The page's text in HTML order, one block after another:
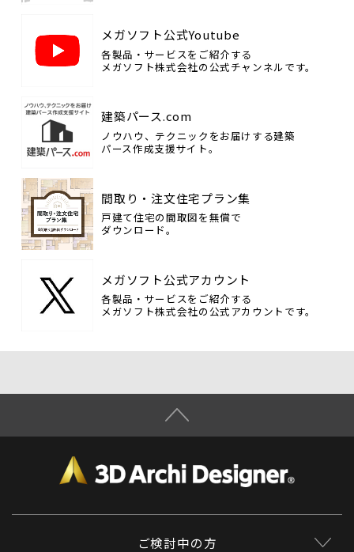
メガソフト公式Youtube
各製品・サービスをご紹介する
メガソフト株式会社の公式チャンネルです。
建築パース.com
ノウハウ、テクニックをお届けする建築
パース作成支援サイト。
間取り・注文住宅プラン集
戸建て住宅の間取図を無償で
ダウンロード。
メガソフト公式アカウント
各製品・サービスをご紹介する
メガソフト株式会社の公式アカウントです。
ご検討中の方